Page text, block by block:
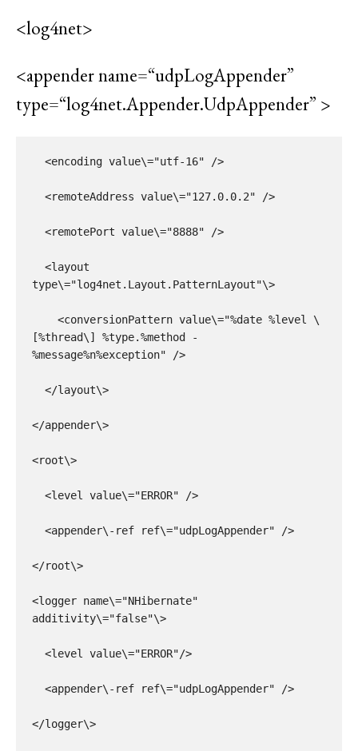
<log4net>
<appender name=“udpLogAppender”
type=“log4net.Appender.UdpAppender” >
type\="log4net.Layout.PatternLayout"\>
[%thread\] %type.%method -
%message%n%exception" />
</appender\>
<root\>
</root\>
<logger name\="NHibernate"
additivity\="false"\>
</logger\>